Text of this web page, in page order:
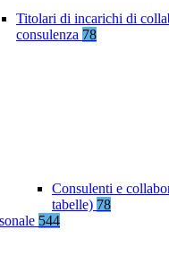
Titolari di incarichi di
consulenza 78
Consulenti e
tabelle) 78
544